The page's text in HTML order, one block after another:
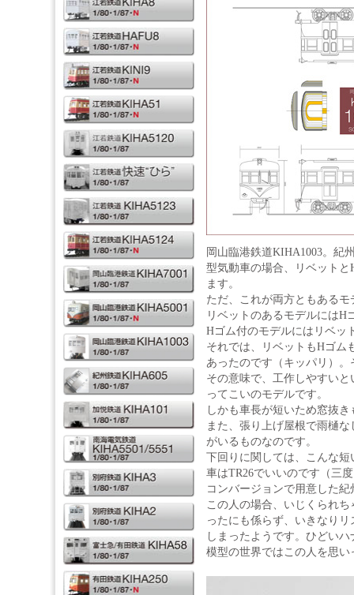
岡山臨港鉄道KIHA1003。紀
型気動車の場合、リベット
ます。
ただ、これが両方ともある
リベットのあるモデルにはH
Hゴム付のモデルにはリベッ
それでは、リベットもHゴム
あったのです（キッパリ）
その意味で、工作しやすい
ってこいのモデルです。
しかも車長が短いため窓抜
また、張り上げ屋根で雨樋
がいるものなのです。
下回りに関しては、こんな
車はTR26でいいのです（三
コンバージョンで用意した
この人の場合、いじくられ
ったにも係らず、いきなり
しまったようです。ひどいハ
模型の世界ではこの人を思